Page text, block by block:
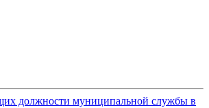
должности муниципальной службы в